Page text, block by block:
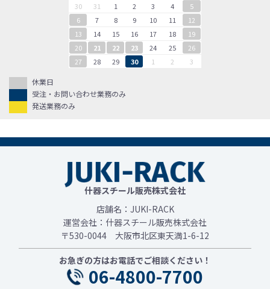
30 31 1 2 3 4
5
6
7 8 9 10 11
12
13
14 15 16 17 18
19
20
21 22 23 24 25
26
27
28 29 30 1 2 3
休業日
受注・お問い合わせ業務のみ
発送業務のみ
什器スチール販売株式会社
店舗名：JUKI-RACK
運営会社：什器スチール販売株式会社
〒530-0044 大阪市北区東天満1-6-12
お急ぎの方はお電話でご相談ください！
06-4800-7700